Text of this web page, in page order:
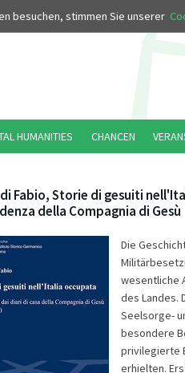
besuchen, stimmen Sie unserer
Fabio, Storie di gesuiti
della Compagnia di Gesù
Die
wesentliche
des Landes.
Seelsorge-
besondere
privilegierte
erhielten.
HUMANITIES CHANCEN